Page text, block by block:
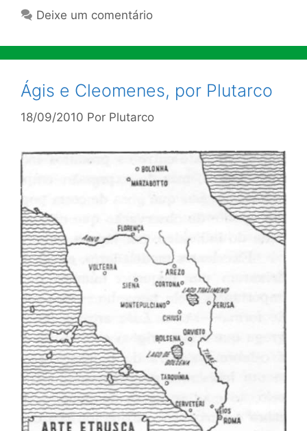
Deixe um comentário
Ágis e Cleomenes, por Plutarco
18/09/2010 Por Plutarco